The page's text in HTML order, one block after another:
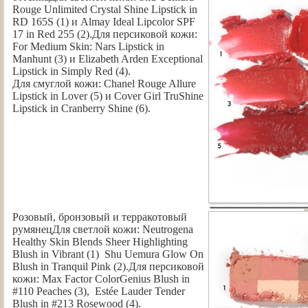
Rouge Unlimited Crystal Shine Lipstick in
RD 165S (1) и Almay Ideal Lipcolor SPF
17 in Red 255 (2).Для персиковой кожи:
For Medium Skin: Nars Lipstick in
Manhunt (3) и Elizabeth Arden Exceptional
Lipstick in Simply Red (4).
Для смуглой кожи: Chanel Rouge Allure
Lipstick in Lover (5) и Cover Girl TruShine
Lipstick in Cranberry Shine (6).
Розовый, бронзовый и терракотовый
румянецДля светлой кожи: Neutrogena
Healthy Skin Blends Sheer Highlighting
Blush in Vibrant (1) Shu Uemura Glow On
Blush in Tranquil Pink (2).Для персиковой
кожи: Max Factor ColorGenius Blush in
#110 Peaches (3), Estée Lauder Tender
Blush in #213 Rosewood (4).